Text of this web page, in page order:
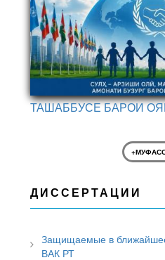
ТАШАББУСЕ БАРОИ
ДИССЕРТАЦИИ
Защищаемые в
ВАК РТ